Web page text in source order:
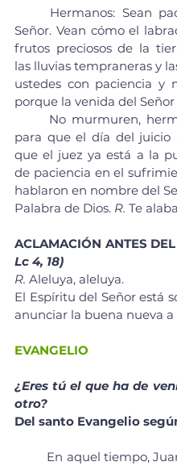
Señor. Vean cómo el
frutos preciosos de la
las lluvias tempraneras y
ustedes con paciencia y
porque la venida del Señor
para que el día del juicio
que el juez ya está a la
de paciencia en el
hablaron en nombre del
Palabra de Dios. R. Te
ACLAMACIÓN ANTES
Lc 4, 18)
R. Aleluya, aleluya.
El Espíritu del Señor está
anunciar la buena nueva a
EVANGELIO
¿Eres tú el que ha de
otro?
Del santo Evangelio